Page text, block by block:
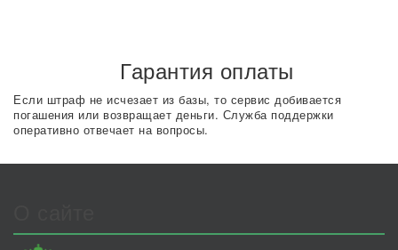
Гарантия оплаты
Если штраф не исчезает из базы, то сервис добивается
погашения или возвращает деньги. Служба поддержки
оперативно отвечает на вопросы.